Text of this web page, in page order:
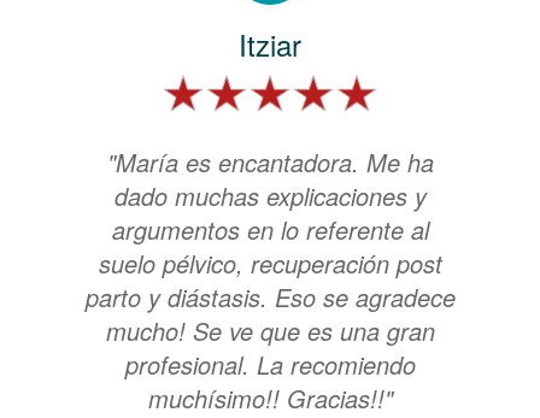
Itziar
"María es encantadora. Me ha
dado muchas explicaciones y
argumentos en lo referente al
suelo pélvico, recuperación post
parto y diástasis. Eso se agradece
mucho! Se ve que es una gran
profesional. La recomiendo
muchísimo!! Gracias!!"